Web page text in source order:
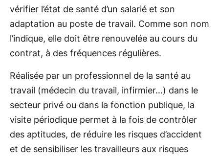
vérifier l’état de santé d’un salarié et son
adaptation au poste de travail. Comme son nom
l’indique, elle doit être renouvelée au cours du
contrat, à des fréquences régulières.
Réalisée par un professionnel de la santé au
travail (médecin du travail, infirmier…) dans le
secteur privé ou dans la fonction publique, la
visite périodique permet à la fois de contrôler
des aptitudes, de réduire les risques d’accident
et de sensibiliser les travailleurs aux risques